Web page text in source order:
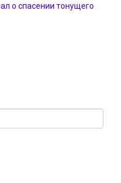
о спасении тонущего